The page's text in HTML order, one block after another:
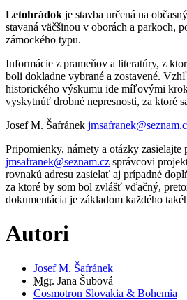
Letohrádok je stavba určená na
stavaná väčšinou v oborách a parkoch,
zámockého typu.
Informácie z prameňov a literatúry, z
boli dokladne vybrané a zostavené.
historického výskumu ide míľovými
vyskytnúť drobné nepresnosti, za ktoré
Josef M. Šafránek
Pripomienky, námety a otázky zasielajte
jmsafranek@seznam.cz správcovi
rovnakú adresu zasielať aj prípadné
za ktoré by som bol zvlášť vďačný,
dokumentácia je základom každého
Autori
Josef M. Šafránek
Mgr. Jana Šubová
Cosmotron Slovakia & Bohemia